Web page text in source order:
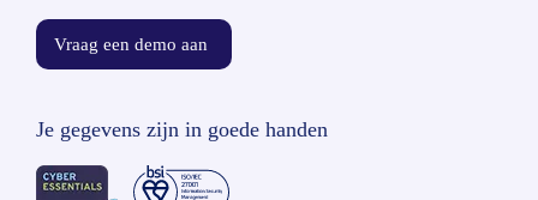
Vraag een demo aan
Je gegevens zijn in goede handen